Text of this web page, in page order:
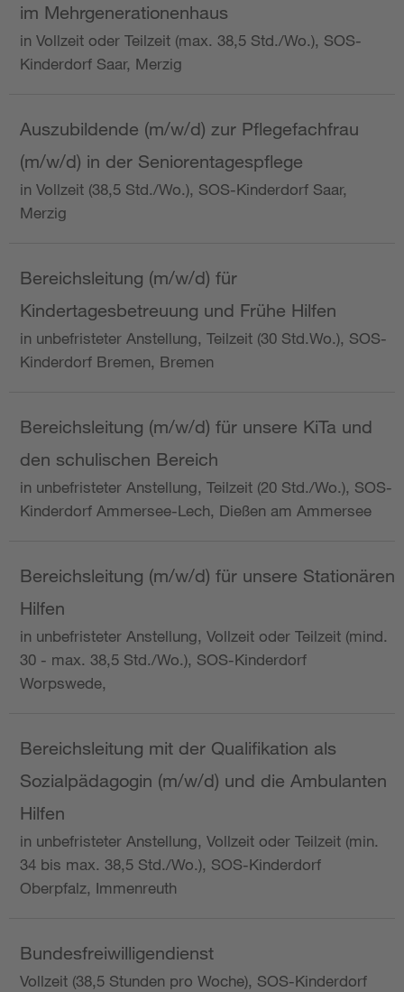
im Mehrgenerationenhaus
in Vollzeit oder Teilzeit (max. 38,5 Std./Wo.), SOS-
Kinderdorf Saar, Merzig
Auszubildende (m/w/d) zur Pflegefachfrau
(m/w/d) in der Seniorentagespflege
in Vollzeit (38,5 Std./Wo.), SOS-Kinderdorf Saar,
Merzig
Bereichsleitung (m/w/d) für
Kindertagesbetreuung und Frühe Hilfen
in unbefristeter Anstellung, Teilzeit (30 Std.Wo.), SOS-
Kinderdorf Bremen, Bremen
Bereichsleitung (m/w/d) für unsere KiTa und
den schulischen Bereich
in unbefristeter Anstellung, Teilzeit (20 Std./Wo.), SOS-
Kinderdorf Ammersee-Lech, Dießen am Ammersee
Bereichsleitung (m/w/d) für unsere Stationären
Hilfen
in unbefristeter Anstellung, Vollzeit oder Teilzeit (mind.
30 - max. 38,5 Std./Wo.), SOS-Kinderdorf
Worpswede,
Bereichsleitung mit der Qualifikation als
Sozialpädagogin (m/w/d) und die Ambulanten
Hilfen
in unbefristeter Anstellung, Vollzeit oder Teilzeit (min.
34 bis max. 38,5 Std./Wo.), SOS-Kinderdorf
Oberpfalz, Immenreuth
Bundesfreiwilligendienst
Vollzeit (38,5 Stunden pro Woche), SOS-Kinderdorf